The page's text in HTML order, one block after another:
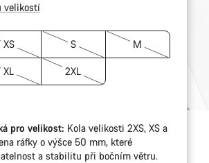
velikostí
XS S M
XL 2XL
pro velikost: Kola velikosti 2XS, XS a
ráfky o výšce 50 mm, které
a stabilitu při bočním větru.